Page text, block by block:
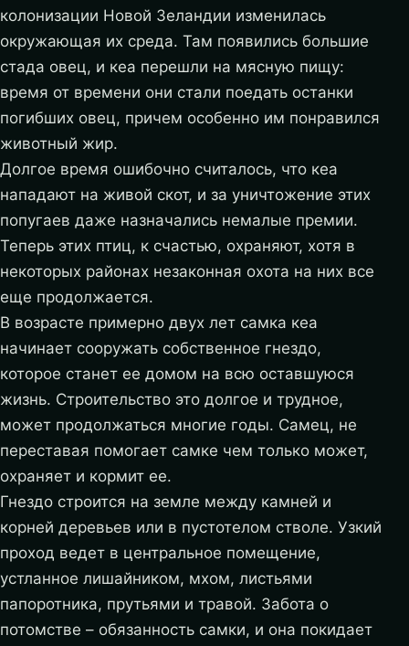
колонизации Новой Зеландии изменилась
окружающая их среда. Там появились большие
стада овец, и кеа перешли на мясную пищу:
время от времени они стали поедать останки
погибших овец, причем особенно им понравился
животный жир.
Долгое время ошибочно считалось, что кеа
нападают на живой скот, и за уничтожение этих
попугаев даже назначались немалые премии.
Теперь этих птиц, к счастью, охраняют, хотя в
некоторых районах незаконная охота на них все
еще продолжается.
В возрасте примерно двух лет самка кеа
начинает сооружать собственное гнездо,
которое станет ее домом на всю оставшуюся
жизнь. Строительство это долгое и трудное,
может продолжаться многие годы. Самец, не
переставая помогает самке чем только может,
охраняет и кормит ее.
Гнездо строится на земле между камней и
корней деревьев или в пустотелом стволе. Узкий
проход ведет в центральное помещение,
устланное лишайником, мхом, листьями
папоротника, прутьями и травой. Забота о
потомстве – обязанность самки, и она покидает